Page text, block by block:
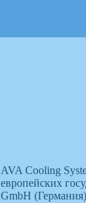
AVA Cooling
европейских
GmbH